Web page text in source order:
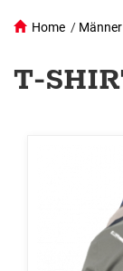
Home / Männer
T-